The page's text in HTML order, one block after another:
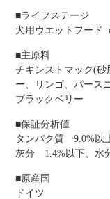
■ライフステージ
犬用ウエットフード
■主原料
チキンストマック(
ー、リンゴ、パース
ブラックベリー
■保証分析値
タンパク質 9.0%以
灰分 1.4%以下、水
■原産国
ドイツ